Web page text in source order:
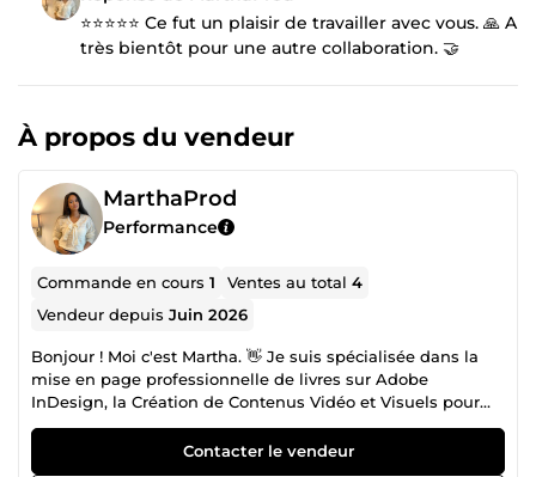
⭐⭐⭐⭐⭐ Ce fut un plaisir de travailler avec vous. 🙏 A
très bientôt pour une autre collaboration. 🤝
À propos du vendeur
MarthaProd
Performance
Commande en cours1 Ventes au total4
Vendeur depuisJuin 2026
Bonjour ! Moi c'est Martha. 👋 Je suis spécialisée dans la
mise en page professionnelle de livres sur Adobe
InDesign, la Création de Contenus Vidéo et Visuels pour
les réseaux sociaux et la rédaction optimisée pour Amazon
paragraphes, gestion des folios et titres courants — pour
Contacter le vendeur